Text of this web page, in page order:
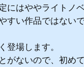
にはややライトノ
すい作品ではないで
登場します。
がないので、初め